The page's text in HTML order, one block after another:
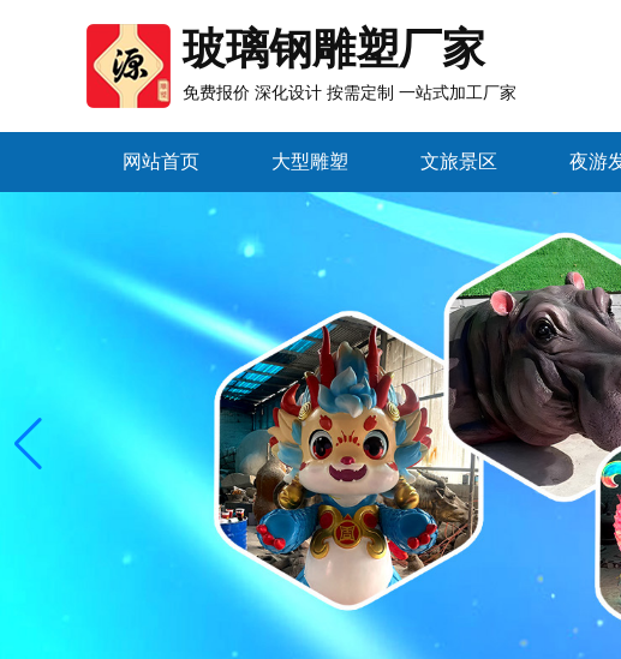
玻璃钢雕塑厂家
免费报价 深化设计 按需定制 一站式加工厂家
网站首页 大型雕塑 文旅景区 夜游